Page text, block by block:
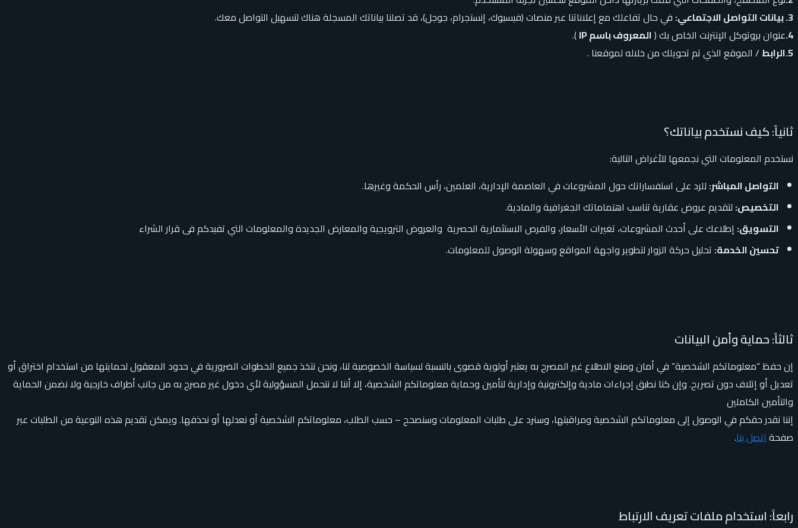
3. بيانات التواصل الاجتماعي:
في حال تفاعلك مع إعلاناتنا عبر منصات (فيسبوك، إنستجرام، جوجل)، قد تصلنا بياناتك المسجلة هناك لتسهيل التواصل معك.
4. عنوان بروتوكل الإنترنت الخاص بك (المعروف باسم IP
).
5.الرابط
/ الموقع الذي تم تحويلك من خلاله لموقعنا .
ثانياً: كيف نستخدم بياناتك؟
نستخدم المعلومات التي نجمعها للأغراض التالية:
التواصل المباشر: للرد على استفساراتك حول المشروعات في العاصمة الإدارية، العلمين، رأس الحكمة وغيرها.
التخصيص: لتقديم عروض عقارية تناسب اهتماماتك الجغرافية والمادية.
التسويق: إطلاعك على أحدث المشروعات، تغيرات الأسعار، والفرص الاستثمارية الحصرية والعروض الترويجية والمعارض الجديدة والمعلومات التي تفيدكم فى قرار الشراء
تحسين الخدمة: تحليل حركة الزوار لتطوير واجهة المواقع وسهولة الوصول للمعلومات.
ثالثاً: حماية وأمن البيانات
إن حفظ “معلوماتكم الشخصية” في أمان ومنع الاطلاع غير المصرح به يعتبر أولوية قصوى بالنسبة لسياسة الخصوصية لنا، ونحن نتخذ جميع الخطوات الضرورية في حدود المعقول لحمايتها من استخدام اختراق أو
تعديل أو إتلاف دون تصريح. وإن كنا نطبق إجراءات مادية وإلكترونية وإدارية لتأمين وحماية معلوماتكم الشخصية، إلا أننا لا نتحمل المسؤولية لأي دخول غير مصرح به من جانب أطراف خارجية ولا نضمن الحماية
والتأمين الكاملين
إننا نقدر حقكم في الوصول إلى معلوماتكم الشخصية ومراقبتها، وسنرد على طلبات المعلومات وسنصحح – حسب الطلب، معلوماتكم الشخصية أو نعدلها أو نحذفها. ويمكن تقديم هذه النوعية من الطلبات عبر
صفحةاتصل بنا.
رابعاً: استخدام ملفات تعريف الارتباط